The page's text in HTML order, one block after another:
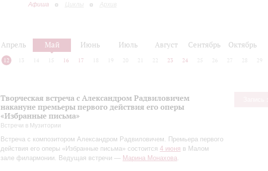
Афиша Циклы Архив
Апрель Май Июнь Июль Август Сентябрь Октябрь
12 13 14 15 16 17 18 19 20 21 22 23 24 25 26 27 28 29
Творческая встреча с Александром Радвиловичем
накануне премьеры первого действия его оперы
«Избранные письма»
Встречи в Музитории
Встреча с композитором Александром Радвиловичем. Премьера первого
действия его оперы «Избранные письма» состоится 4 июня в Малом
зале филармонии. Ведущая встречи — Марина Монахова.